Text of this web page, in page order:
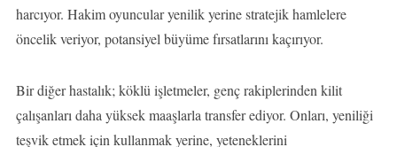
harcıyor. Hakim oyuncular yenilik yerine stratejik hamlelere
öncelik veriyor, potansiyel büyüme fırsatlarını kaçırıyor.
Bir diğer hastalık; köklü işletmeler, genç rakiplerinden kilit
çalışanları daha yüksek maaşlarla transfer ediyor. Onları, yeniliği
teşvik etmek için kullanmak yerine, yeteneklerini